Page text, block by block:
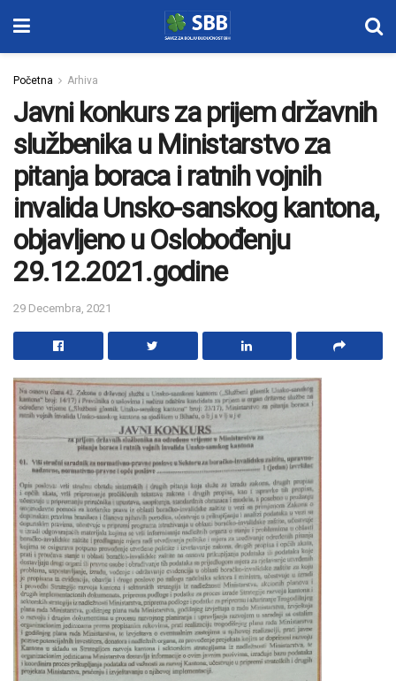
Početna Arhiva
Javni konkurs za prijem državnih
službenika u Ministarstvo za
pitanja boraca i ratnih vojnih
invalida Unsko-sanskog kantona,
objavljeno u Oslobođenju
29.12.2021.godine
29 Decembra, 2021